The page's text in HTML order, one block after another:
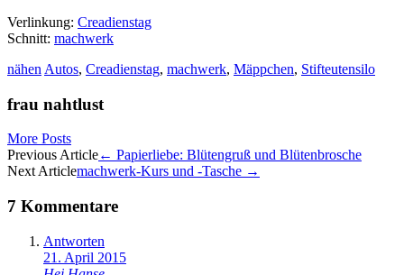
Verlinkung: Creadienstag
Schnitt: machwerk
nähen Autos, Creadienstag, machwerk, Mäppchen, Stifteutensilo
frau nahtlust
More Posts
Artikel-
Navigation
Previous Article← Papierliebe: Blütengruß und Blütenbrosche
Next Articlemachwerk-Kurs und -Tasche →
7 Kommentare
Antworten
21. April 2015